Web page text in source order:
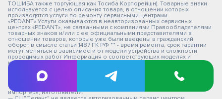
ТОШИБА также торгующая как Тосиба Корпорейшн). Товарные знаки
используется с целью описания товара, в отношении которых
производятся услуги по ремонту сервисными центрами
«PEDANT».Услуги оказываются в неавторизованных сервисных
центрах «PEDANT», не связанными с компаниями Правообладателями
товарных знаков и/или с ее официальными представителями в
отношении товаров, которые уже были введены в гражданский
оборот в смысле статьи 1487 ГК РФ ** - время ремонта, срок гарантии
могут меняться в зависимости от модели устройства и сложности
проводимых работ Информация о соответствующих моделях и
комплектациях и их наличии, ценах, возможных выгодах и условиях
приобретения доступна в сервисных центрах Pedant.ru. Не является
публичной офертой. Оферта на сервисное обслуживание
Застрахованного имущества
— СЦ не является уполномоченной организацией продавца,
импортера, изготовителя.